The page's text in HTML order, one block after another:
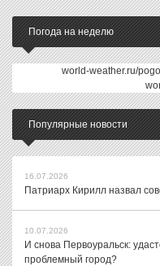
Погода на неделю
world-weather.ru/
Популярные новости
16.07.2026
Патриарх Кирилл назвал
10.07.2026
И снова Первоуральск:
проблемный город?